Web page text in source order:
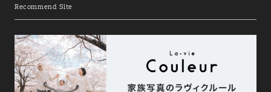
Recommend Site